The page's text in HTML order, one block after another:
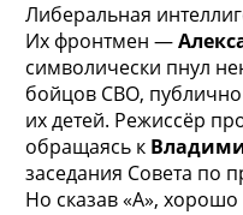
Либеральная
Их фронтмен —
символически пнул
бойцов СВО, публично
их детей. Режиссёр
обращаясь к
заседания Совета по
Но сказав «А»,